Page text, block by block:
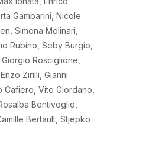
Gambarini, Nicole
Simona Molinari,
Rubino, Seby Burgio,
Rosciglione,
Zirilli, Gianni
Cafiero, Vito Giordano,
Bentivoglio,
Bertault, Stjepko